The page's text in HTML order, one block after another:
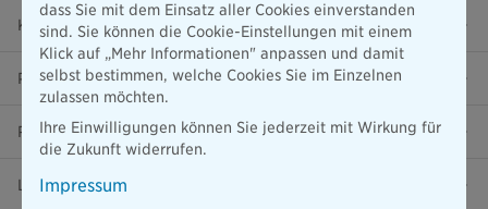
Karriere
Presse
Ratgeber
Lob & Kritik
dass Sie mit dem Einsatz aller Cookies einverstanden
sind. Sie können die Cookie-Einstellungen mit einem
Klick auf „Mehr Informationen" anpassen und damit
selbst bestimmen, welche Cookies Sie im Einzelnen
zulassen möchten.
Ihre Einwilligungen können Sie jederzeit mit Wirkung für
die Zukunft widerrufen.
Impressum